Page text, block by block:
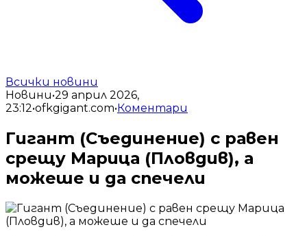
Всички новини
Новини•29 април 2026,
23:12•ofkgigant.com•Коментари
Гигант (Съединение) с равен
срещу Марица (Пловдив), а
можеше и да спечели